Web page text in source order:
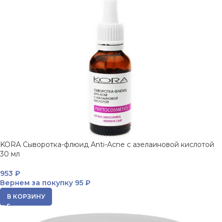
KORA Сыворотка-флюид Anti-Acne с азелаиновой кислотой
30 мл
953 ₽
Вернем за покупку 95 ₽
В КОРЗИНУ